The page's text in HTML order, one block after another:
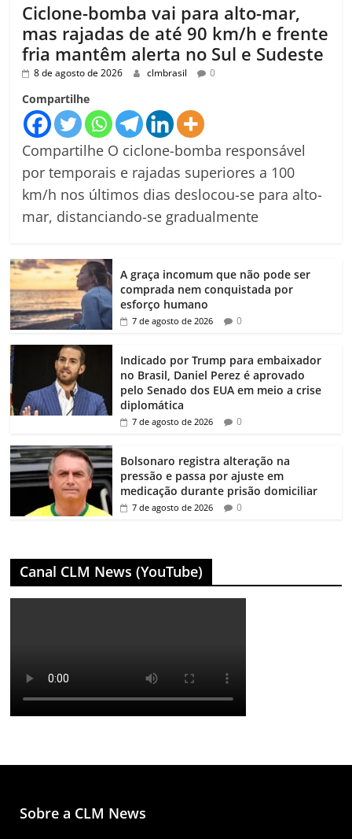
Ciclone-bomba vai para alto-mar,
mas rajadas de até 90 km/h e frente
fria mantêm alerta no Sul e Sudeste
8 de agosto de 2026 clmbrasil 0
Compartilhe
Compartilhe O ciclone-bomba responsável
por temporais e rajadas superiores a 100
km/h nos últimos dias deslocou-se para alto-
mar, distanciando-se gradualmente
A graça incomum que não pode ser
comprada nem conquistada por
esforço humano
7 de agosto de 2026 0
Indicado por Trump para embaixador
no Brasil, Daniel Perez é aprovado
pelo Senado dos EUA em meio a crise
diplomática
7 de agosto de 2026 0
Bolsonaro registra alteração na
pressão e passa por ajuste em
medicação durante prisão domiciliar
7 de agosto de 2026 0
Canal CLM News (YouTube)
Sobre a CLM News